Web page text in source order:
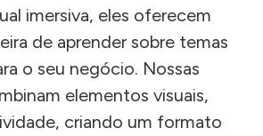
imersiva, eles oferecem
de aprender sobre temas
o seu negócio. Nossas
elementos visuais,
criando um formato